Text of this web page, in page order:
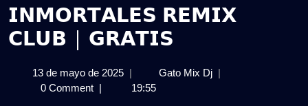
𝗜𝗡𝗠𝗢𝗥𝗧𝗔𝗟𝗘𝗦 𝗥𝗘𝗠𝗜𝗫
𝗖𝗟𝗨𝗕 | 𝗚𝗥𝗔𝗧𝗜𝗦
13 de mayo de 202513
de
| Gato Mix Dj𝗣𝗔𝗖𝗞
|
0 Comment | 19:55